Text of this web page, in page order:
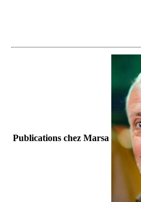
Publications chez Marsa